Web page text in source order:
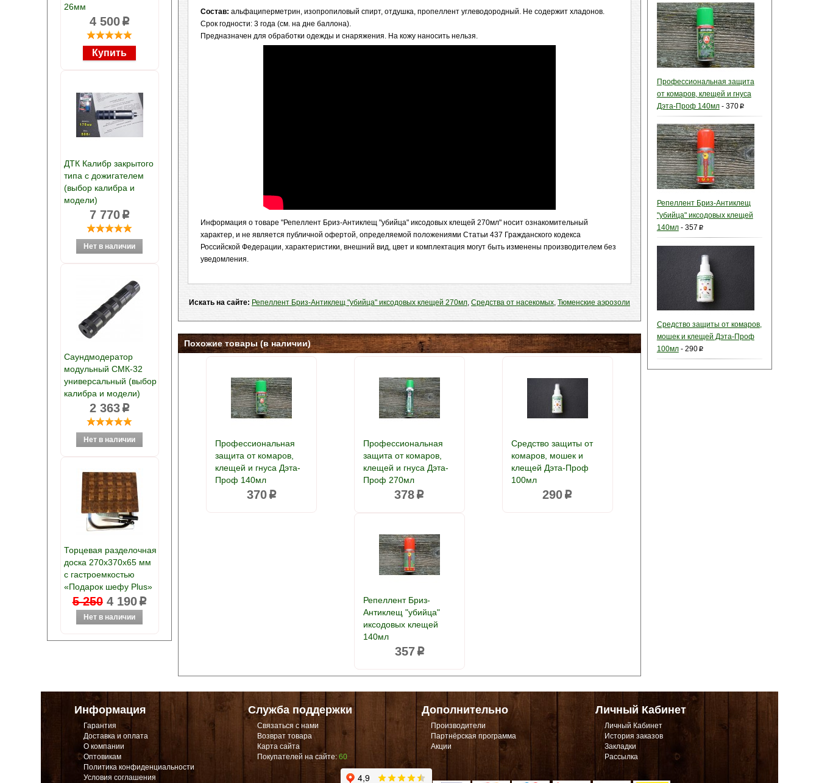
26мм
4 500p
ДТК Калибр закрытого
типа с дожигателем
(выбор калибра и
модели)
7 770p
Саундмодератор
модульный СМК-32
универсальный (выбор
калибра и модели)
2 363p
Торцевая разделочная
доска 270х370х65 мм
с гастроемкостью
«Подарок шефу Plus»
5 250 4 190p
Профессиональная защита
от комаров, клещей и гнуса
Дэта-Проф 140мл- 370p
Репеллент Бриз-Антиклещ
"убийца" иксодовых клещей
140мл- 357 p
Средство защиты от комаров,
мошек и клещей Дэта-Проф
100мл- 290p
Состав: альфациперметрин, изопропиловый спирт, отдушка, пропеллент углеводородный. Не содержит хладонов.
Срок годности: 3 года (см. на дне баллона).
Предназначен для обработки одежды и снаряжения. На кожу наносить нельзя.
Информация о товаре "Репеллент Бриз-Антиклещ "убийца" иксодовых клещей 270мл" носит ознакомительный
характер, и не является публичной офертой, определяемой положениями Статьи 437 Гражданского кодекса
Российской Федерации, характеристики, внешний вид, цвет и комплектация могут быть изменены производителем без
уведомления.
Искать на сайте: Репеллент Бриз-Антиклещ "убийца" иксодовых клещей 270мл, Средства от насекомых, Тюменские аэрозоли
Похожие товары (в наличии)
Профессиональная
защита от комаров,
клещей и гнуса Дэта-
Проф 140мл
370p
Профессиональная
защита от комаров,
клещей и гнуса Дэта-
Проф 270мл
378 p
Средство защиты от
комаров, мошек и
клещей Дэта-Проф
100мл
290 p
Репеллент Бриз-
Антиклещ "убийца"
иксодовых клещей
140мл
357p
Информация
Гарантия
Доставка и оплата
О компании
Оптовикам
Политика конфиденциальности
Условия соглашения
Служба поддержки
Связаться с нами
Возврат товара
Карта сайта
Покупателей на сайте: 60
Дополнительно
Производители
Партнёрская программа
Акции
Личный Кабинет
Личный Кабинет
История заказов
Закладки
Рассылка